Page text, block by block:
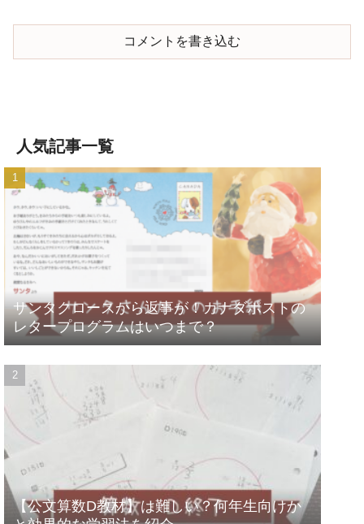
コメントを書き込む
人気記事一覧
サンタクロースから返事が！カナダポストの
レタープログラムはいつまで？
【公文算数D教材】は難しい？何年生向けか